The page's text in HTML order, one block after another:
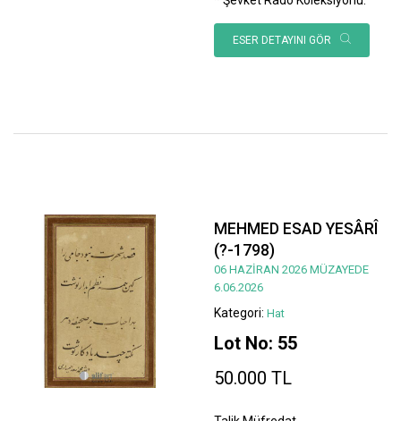
ESER DETAYINI GÖR
MEHMED ESAD YESÂRÎ
(?-1798)
06 HAZİRAN 2026 MÜZAYEDE
6.06.2026
Kategori: Hat
Lot No: 55
50.000 TL